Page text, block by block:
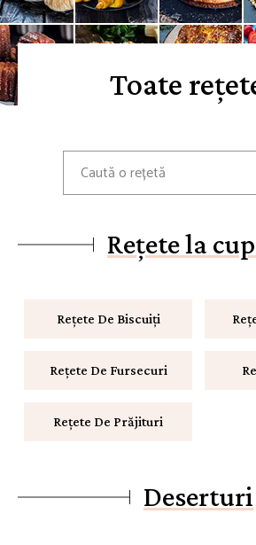
Toate
Rețete la
Rețete De Biscuiți
Rețete De Fursecuri
Rețete De Prăjituri
Deserturi